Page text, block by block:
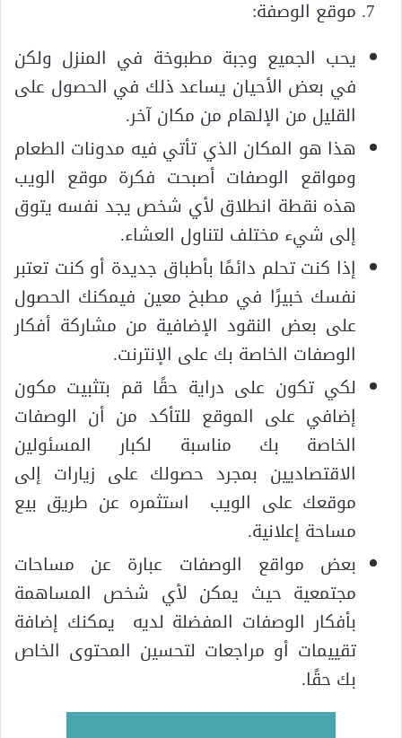
موقع الوصفة:
يحب الجميع وجبة مطبوخة في المنزل ولكن
في بعض الأحيان يساعد ذلك في الحصول على
القليل من الإلهام من مكان آخر.
هذا هو المكان الذي تأتي فيه مدونات الطعام
ومواقع الوصفات أصبحت فكرة موقع الويب
هذه نقطة انطلاق لأي شخص يجد نفسه يتوق
إلى شيء مختلف لتناول العشاء.
إذا كنت تحلم دائمًا بأطباق جديدة أو كنت تعتبر
نفسك خبيرًا في مطبخ معين فيمكنك الحصول
على بعض النقود الإضافية من مشاركة أفكار
الوصفات الخاصة بك على الإنترنت.
لكي تكون على دراية حقًا قم بتثبيت مكون
إضافي على الموقع للتأكد من أن الوصفات
الخاصة بك مناسبة لكبار المسئولين
الاقتصاديين بمجرد حصولك على زيارات إلى
موقعك على الويب استثمره عن طريق بيع
مساحة إعلانية.
بعض مواقع الوصفات عبارة عن مساحات
مجتمعية حيث يمكن لأي شخص المساهمة
بأفكار الوصفات المفضلة لديه يمكنك إضافة
تقييمات أو مراجعات لتحسين المحتوى الخاص
بك حقًا.